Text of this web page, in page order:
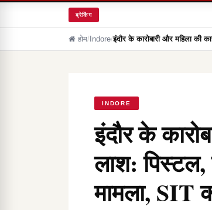
ब्रेकिंग
होम/ Indore/इंदौर के कारोबारी और महिला की
INDORE
इंदौर के
लाश:
मामला, SIT